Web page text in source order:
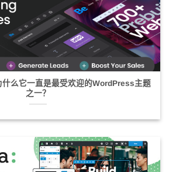
么它一直是最受欢迎的WordPress主题
之一？